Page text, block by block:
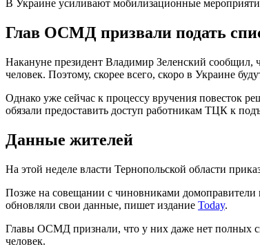
В Украине усиливают мобилизационные
Глав ОСМД призвали подать
Накануне президент Владимир Зеленский
человек. Поэтому, скорее всего, скоро в Украине
Однако уже сейчас к процессу вручения повесток
обязали предоставить доступ работникам ТЦК к
Данные жителей
На этой неделе власти Тернопольской области
Позже на совещании с чиновниками домоправители
обновляли свои данные, пишет издание Today.
Главы ОСМД признали, что у них даже нет полных
человек.